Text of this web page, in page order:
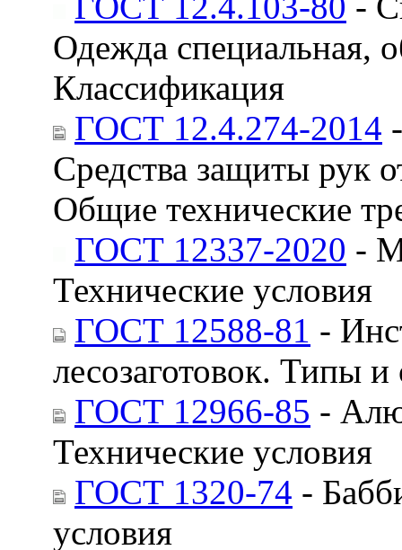
Одежда специальная,
Классификация
ГОСТ 12.4.274-2014
Средства защиты рук
Общие технические
ГОСТ 12337-2020 -
Технические условия
ГОСТ 12588-81 -
лесозаготовок. Типы
ГОСТ 12966-85 -
Технические условия
ГОСТ 1320-74 -
условия